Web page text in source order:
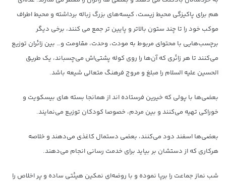
هم برای پاکیزگی محیط زیست، کیسه‌های بزرگ زباله برداشته و محیط اطراف
موکب خود را تا چند ستون بالاتر و پایین تر جمع می کنند، برخی دیگر
برچسب‌هایی با محتوای مربوط به مودت، وحدت، مقاومت و… بین زائران توزیع
می‌کنند تا هر زائری که آن‌ها را روی کوله پشتی‌اش می‌چسباند، یک طریق
الحسین علیه السلام را مبلغ و مروج فرهنگ متعالی شیعه باشد.
بعضی‌ها با پولی که خیرین فرستاده اند از همانجا بسته های بیسکویت و
خوراکی تهیه می‌کنند و بین مردم، خصوصا کودکان توزیع می‌نمایند.
بعضی‌ها اسفند دود می‌کنند، بعضی دستمال کاغذی می‌دهند و خلاصه
هرکاری که از دستشان بر بیاید برای خدمت رسانی انجام می‌دهند.
شب نماز جماعت را برپا نموده و با روضه‌ای نمکین هیئتی ساده و پر اخلاص را